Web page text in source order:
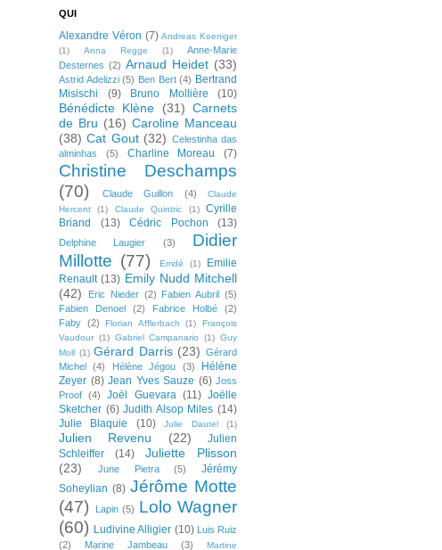
QUI
Alexandre Véron (7) Andreas Koeniger
(1)
Anna Regge (1)
Anne-Marie
Desternes (2) Arnaud Heidet (33)
Astrid Adelizzi (5) Ben Bert (4) Bertrand
Misischi
(9) Bruno Mollière (10)
Bénédicte Klène (31) Carnets
de Bru (16) Caroline Manceau
(38) Cat Gout (32) Celestinha das
alminhas
(5) Charline Moreau (7)
Christine Deschamps
(70)
Claude Guillon (4)
Claude
Hercent
(1) Claude Quintric (1)
Cyrille
Briand
(13) Cédric Pochon (13)
Delphine Laugier (3)
Didier
Millotte (77) Emdé (1)
Emilie
Renault (13) Emily Nudd Mitchell
(42)
Eric Nieder (2) Fabien Aubril (5)
Fabien Denoel
(2) Fabrice Holbé
(2)
Faby (2) Florian Afflerbach (1)
François
Vaudour (1) Gabriel Campanario (1) Guy
Moll (1) Gérard Darris (23) Gérard
Michel
(4) Hélène Jégou (3)
Hélène
Zeyer (8) Jean Yves Sauze (6) Joss
Proof
(4) Joël Guevara (11) Joëlle
Sketcher (6) Judith Alsop Miles (14)
Julie Blaquie
(10) Julie Dautel (1)
Julien Revenu (22)
Julien
Schleiffer
(14)
Juliette Plisson
(23)
June Pietra (5)
Jérémy
Soheylian (8) Jérôme Motte
(47)
Lapin (5) Lolo Wagner
(60) Ludivine Alligier (10) Luis Ruiz
(2)
Marine Jambeau (3) Martine